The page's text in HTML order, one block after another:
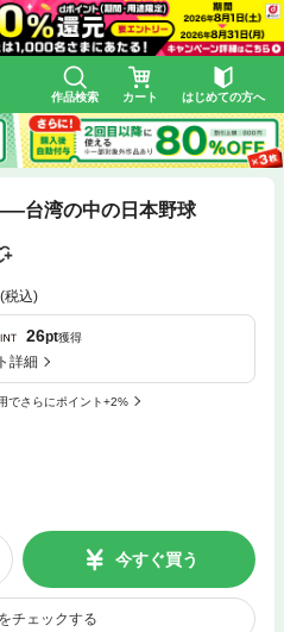
作品検索 カート はじめての方へ
台湾の中の日本野球
(税込)
26pt獲得
詳細
でさらにポイント+2%
今すぐ買う
チェックする